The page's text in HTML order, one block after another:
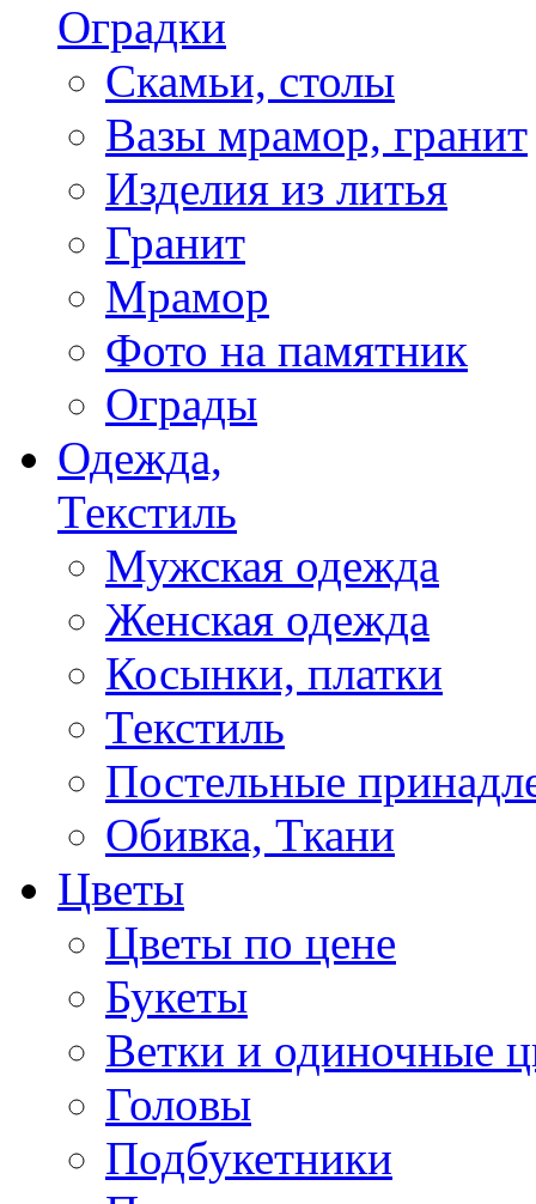
Оградки
Скамьи, столы
Вазы мрамор, гранит
Изделия из литья
Гранит
Мрамор
Фото на памятник
Ограды
Одежда,
Текстиль
Мужская одежда
Женская одежда
Косынки, платки
Текстиль
Постельные
Обивка, Ткани
Цветы
Цветы по цене
Букеты
Ветки и одиночные
Головы
Подбукетники